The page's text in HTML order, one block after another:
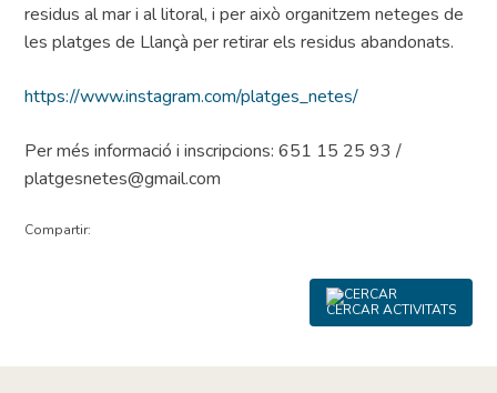
residus al mar i al litoral, i per això organitzem neteges de
les platges de Llançà per retirar els residus abandonats.
https://www.instagram.com/platges_netes/
Per més informació i inscripcions: 651 15 25 93 /
platgesnetes@gmail.com
Compartir:
CERCAR ACTIVITATS